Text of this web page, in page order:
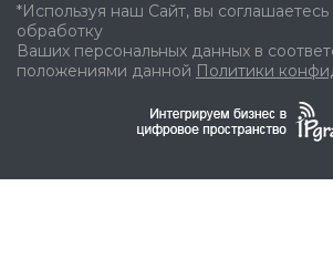
*Используя наш Сайт, вы
обработку
Ваших персональных данных в
положениями данной Политики